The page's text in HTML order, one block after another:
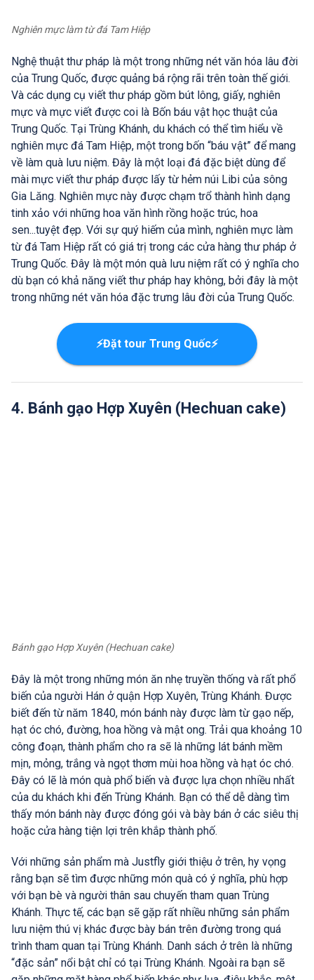
Nghiên mực làm từ đá Tam Hiệp
Nghệ thuật thư pháp là một trong những nét văn hóa lâu đời
của Trung Quốc, được quảng bá rộng rãi trên toàn thế giới.
Và các dụng cụ viết thư pháp gồm bút lông, giấy, nghiên
mực và mực viết được coi là Bốn báu vật học thuật của
Trung Quốc. Tại Trùng Khánh, du khách có thể tìm hiểu về
nghiên mực đá Tam Hiệp, một trong bốn “báu vật” để mang
về làm quà lưu niệm. Đây là một loại đá đặc biệt dùng để
mài mực viết thư pháp được lấy từ hẻm núi Libi của sông
Gia Lăng. Nghiên mực này được chạm trổ thành hình dạng
tinh xảo với những hoa văn hình rồng hoặc trúc, hoa
sen...tuyệt đẹp. Với sự quý hiếm của mình, nghiên mực làm
từ đá Tam Hiệp rất có giá trị trong các cửa hàng thư pháp ở
Trung Quốc. Đây là một món quà lưu niệm rất có ý nghĩa cho
dù bạn có khả năng viết thư pháp hay không, bởi đây là một
trong những nét văn hóa đặc trưng lâu đời của Trung Quốc.
⚡Đặt tour Trung Quốc⚡
4. Bánh gạo Hợp Xuyên (Hechuan cake)
Bánh gạo Hợp Xuyên (Hechuan cake)
Đây là một trong những món ăn nhẹ truyền thống và rất phổ
biến của người Hán ở quận Hợp Xuyên, Trùng Khánh. Được
biết đến từ năm 1840, món bánh này được làm từ gạo nếp,
hạt óc chó, đường, hoa hồng và mật ong. Trải qua khoảng 10
công đoạn, thành phẩm cho ra sẽ là những lát bánh mềm
mịn, mỏng, trắng và ngọt thơm mùi hoa hồng và hạt óc chó.
Đây có lẽ là món quà phổ biến và được lựa chọn nhiều nhất
của du khách khi đến Trùng Khánh. Bạn có thể dễ dàng tìm
thấy món bánh này được đóng gói và bày bán ở các siêu thị
hoặc cửa hàng tiện lợi trên khắp thành phố.
Với những sản phẩm mà Justfly giới thiệu ở trên, hy vọng
rằng bạn sẽ tìm được những món quà có ý nghĩa, phù hợp
với bạn bè và người thân sau chuyến tham quan Trùng
Khánh. Thực tế, các bạn sẽ gặp rất nhiều những sản phẩm
lưu niệm thú vị khác được bày bán trên đường trong quá
trình tham quan tại Trùng Khánh. Danh sách ở trên là những
“đặc sản” nổi bật chỉ có tại Trùng Khánh. Ngoài ra bạn sẽ